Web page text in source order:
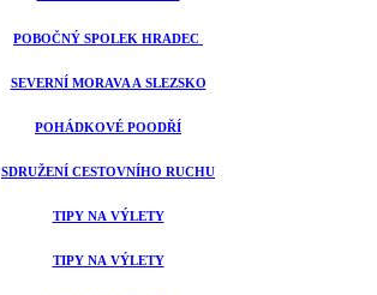
POBOČNÝ SPOLEK HRADEC
SEVERNÍ MORAVA A SLEZSKO
POHÁDKOVÉ POODŘÍ
SDRUŽENÍ CESTOVNÍHO RUCHU
TIPY NA VÝLETY
TIPY NA VÝLETY